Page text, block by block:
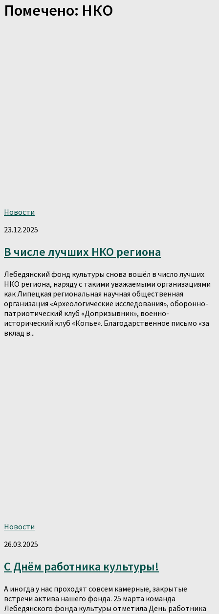
Помечено: НКО
Новости
23.12.2025
В числе лучших НКО региона
Лебедянский фонд культуры снова вошёл в число лучших
НКО региона, наряду с такими уважаемыми организациями
как Липецкая региональная научная общественная
организация «Археологические исследования», оборонно-
патриотический клуб «Допризывник», военно-
исторический клуб «Копье». Благодарственное письмо «за
вклад в...
Новости
26.03.2025
С Днём работника культуры!
А иногда у нас проходят совсем камерные, закрытые
встречи актива нашего фонда. 25 марта команда
Лебедянского фонда культуры отметила День работника